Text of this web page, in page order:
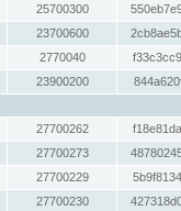
25700300
23700600
2770040
23900200
27700262
27700273
27700229
27700230